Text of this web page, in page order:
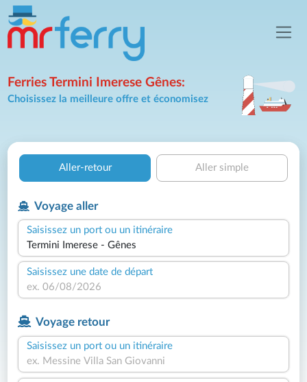
Ferries Termini Imerese Gênes:
Choisissez la meilleure offre et économisez
Aller-retour Aller simple
Voyage aller
Saisissez un port ou un itinéraire
Saisissez une date de départ
Voyage retour
Saisissez un port ou un itinéraire